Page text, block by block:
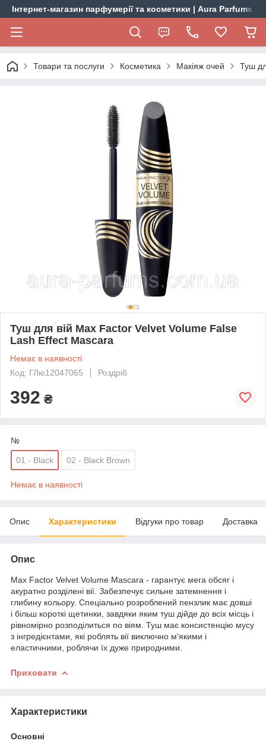
Інтернет-магазин парфумерії та косметики | Aura Parfums
Товари та послуги Косметика Макіяж очей Туш
Туш для вій Max Factor Velvet Volume False
Lash Effect Mascara
Немає в наявності
Код: ГЛю12047065
Роздріб
392 ₴
№
01 - Black 02 - Black Brown
Немає в наявності
Опис Характеристики Відгуки про товар Доставка
Опис
Max Factor Velvet Volume Mascara - гарантує мега обсяг і
акуратно розділені вії. Забезпечує сильне затемнення і
глибину кольору. Спеціально розроблений пензлик має довші
і більш короткі щетинки, завдяки яким туш дійде до всіх місць і
рівномірно розподілиться по віям. Туш має консистенцію мусу
з інгредієнтами, які роблять вії виключно м'якими і
еластичними, роблячи їх дуже природними.
Приховати
Характеристики
Основні